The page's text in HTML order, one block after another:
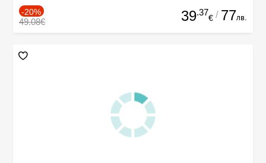
-20%
49.08€ 39.37
€ / 77лв.